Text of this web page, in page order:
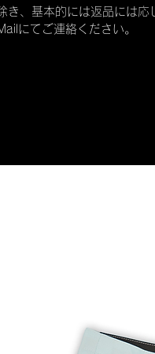
き、基本的には返品には応
にてご連絡ください。